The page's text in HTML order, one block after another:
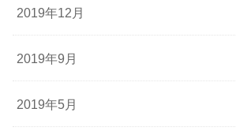
2019年12月
2019年9月
2019年5月